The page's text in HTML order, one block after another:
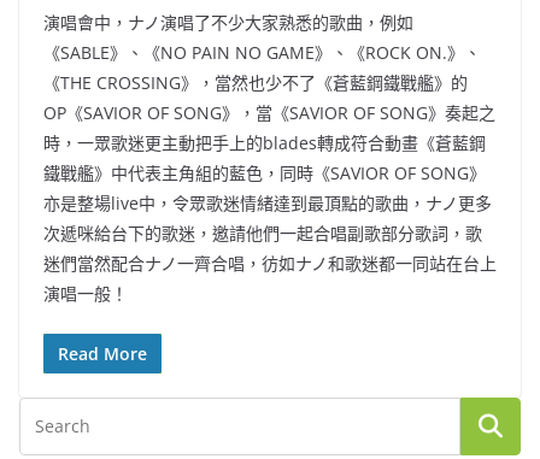
演唱會中，ナノ演唱了不少大家熟悉的歌曲，例如
《SABLE》、《NO PAIN NO GAME》、《ROCK ON.》、
《THE CROSSING》，當然也少不了《蒼藍鋼鐵戰艦》的
OP《SAVIOR OF SONG》，當《SAVIOR OF SONG》奏起之
時，一眾歌迷更主動把手上的blades轉成符合動畫《蒼藍鋼
鐵戰艦》中代表主角組的藍色，同時《SAVIOR OF SONG》
亦是整場live中，令眾歌迷情緒達到最頂點的歌曲，ナノ更多
次遞咪給台下的歌迷，邀請他們一起合唱副歌部分歌詞，歌
迷們當然配合ナノ一齊合唱，彷如ナノ和歌迷都一同站在台上
演唱一般！
Read More